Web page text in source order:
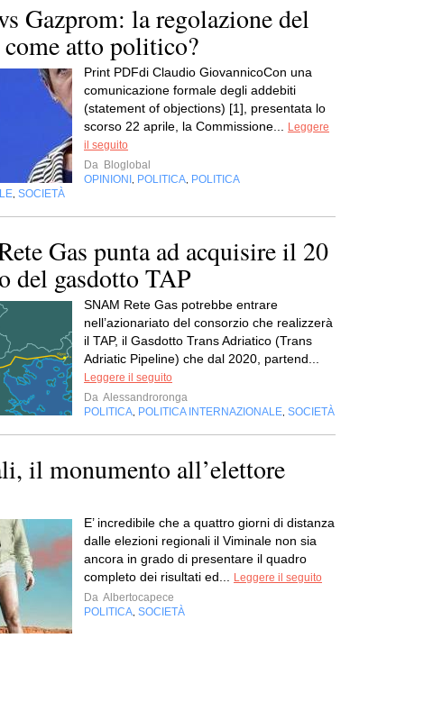
Gazprom: la regolazione del
atto politico?
Print PDFdi Claudio GiovannicoCon una
comunicazione formale degli addebiti
(statement of objections) [1], presentata lo
scorso 22 aprile, la Commissione...
Leggere
il seguito
Da Bloglobal
OPINIONI
POLITICA POLITICA
SOCIETÀ
Gas punta ad acquisire il 20
del gasdotto TAP
SNAM Rete Gas potrebbe entrare
nell’azionariato del consorzio che realizzerà
il TAP, il Gasdotto Trans Adriatico (Trans
Adriatic Pipeline) che dal 2020, partend...
Leggere il seguito
Da Alessandroronga
POLITICA POLITICA INTERNAZIONALE SOCIETÀ
il monumento all’elettore
E’ incredibile che a quattro giorni di distanza
dalle elezioni regionali il Viminale non sia
ancora in grado di presentare il quadro
completo dei risultati ed...
Leggere il seguito
Da Albertocapece
POLITICA SOCIETÀ